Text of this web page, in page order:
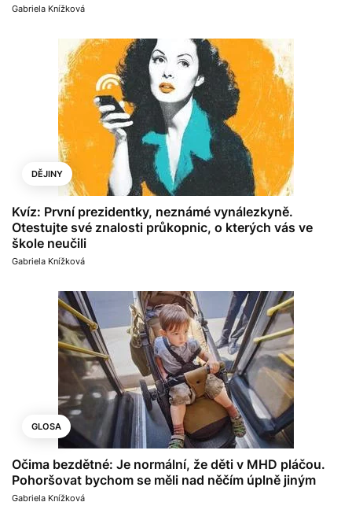
Gabriela Knížková
DĚJINY
Kvíz: První prezidentky, neznámé vynálezkyně.
Otestujte své znalosti průkopnic, o kterých vás ve
škole neučili
Gabriela Knížková
GLOSA
Očima bezdětné: Je normální, že děti v MHD pláčou.
Pohoršovat bychom se měli nad něčím úplně jiným
Gabriela Knížková